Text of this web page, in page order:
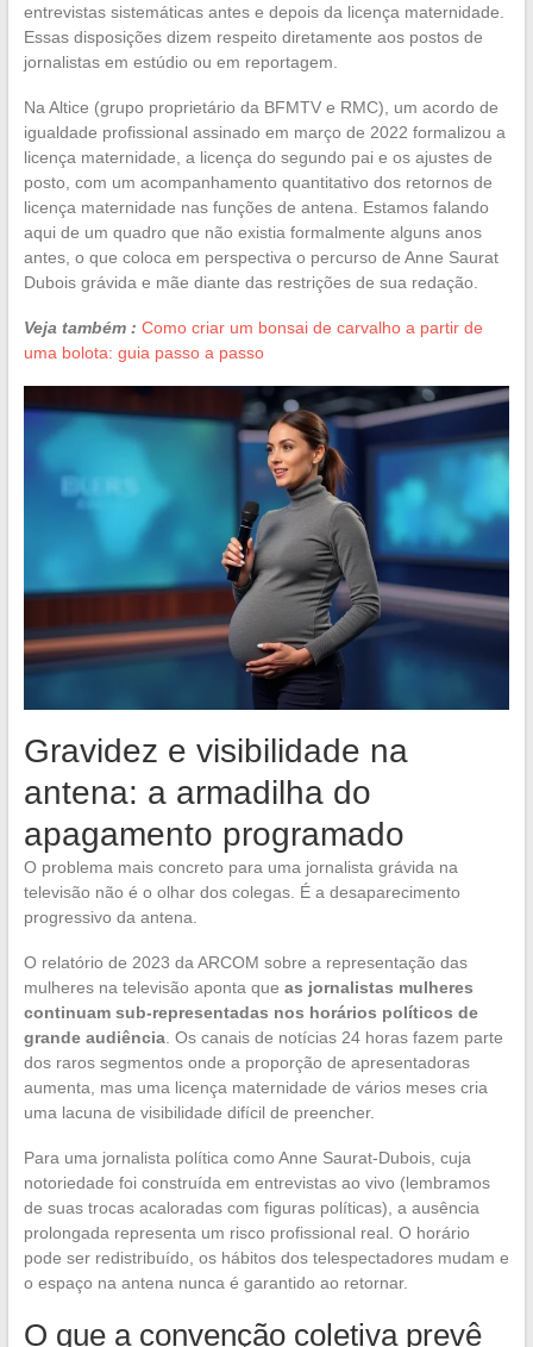
entrevistas sistemáticas antes e depois da licença maternidade.
Essas disposições dizem respeito diretamente aos postos de
jornalistas em estúdio ou em reportagem.
Na Altice (grupo proprietário da BFMTV e RMC), um acordo de
igualdade profissional assinado em março de 2022 formalizou a
licença maternidade, a licença do segundo pai e os ajustes de
posto, com um acompanhamento quantitativo dos retornos de
licença maternidade nas funções de antena. Estamos falando
aqui de um quadro que não existia formalmente alguns anos
antes, o que coloca em perspectiva o percurso de Anne Saurat
Dubois grávida e mãe diante das restrições de sua redação.
Veja também : Como criar um bonsai de carvalho a partir de
uma bolota: guia passo a passo
Gravidez e visibilidade na
antena: a armadilha do
apagamento programado
O problema mais concreto para uma jornalista grávida na
televisão não é o olhar dos colegas. É a desaparecimento
progressivo da antena.
O relatório de 2023 da ARCOM sobre a representação das
mulheres na televisão aponta que as jornalistas mulheres
continuam sub-representadas nos horários políticos de
grande audiência. Os canais de notícias 24 horas fazem parte
dos raros segmentos onde a proporção de apresentadoras
aumenta, mas uma licença maternidade de vários meses cria
uma lacuna de visibilidade difícil de preencher.
Para uma jornalista política como Anne Saurat-Dubois, cuja
notoriedade foi construída em entrevistas ao vivo (lembramos
de suas trocas acaloradas com figuras políticas), a ausência
prolongada representa um risco profissional real. O horário
pode ser redistribuído, os hábitos dos telespectadores mudam e
o espaço na antena nunca é garantido ao retornar.
O que a convenção coletiva prevê